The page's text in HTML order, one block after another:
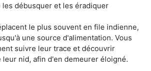
débusquer et les éradiquer
le plus souvent en file indienne,
une source d'alimentation. Vous
suivre leur trace et découvrir
leur nid, afin d'en demeurer éloigné.